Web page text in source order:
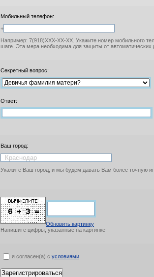
Мобильный телефон:
+
Например: 7(918)XXX-XX-XX. Укажите номер мобильного
шаге. Эта мера необходима для защиты от автоматических
Секретный вопрос:
Ответ:
Ваш город:
Укажите Ваш город, и мы будем давать Вам более точную
Обновить картинку
Напишите цифры, указанные на картинке
я согласен(а) с условиями
Зарегистрироваться